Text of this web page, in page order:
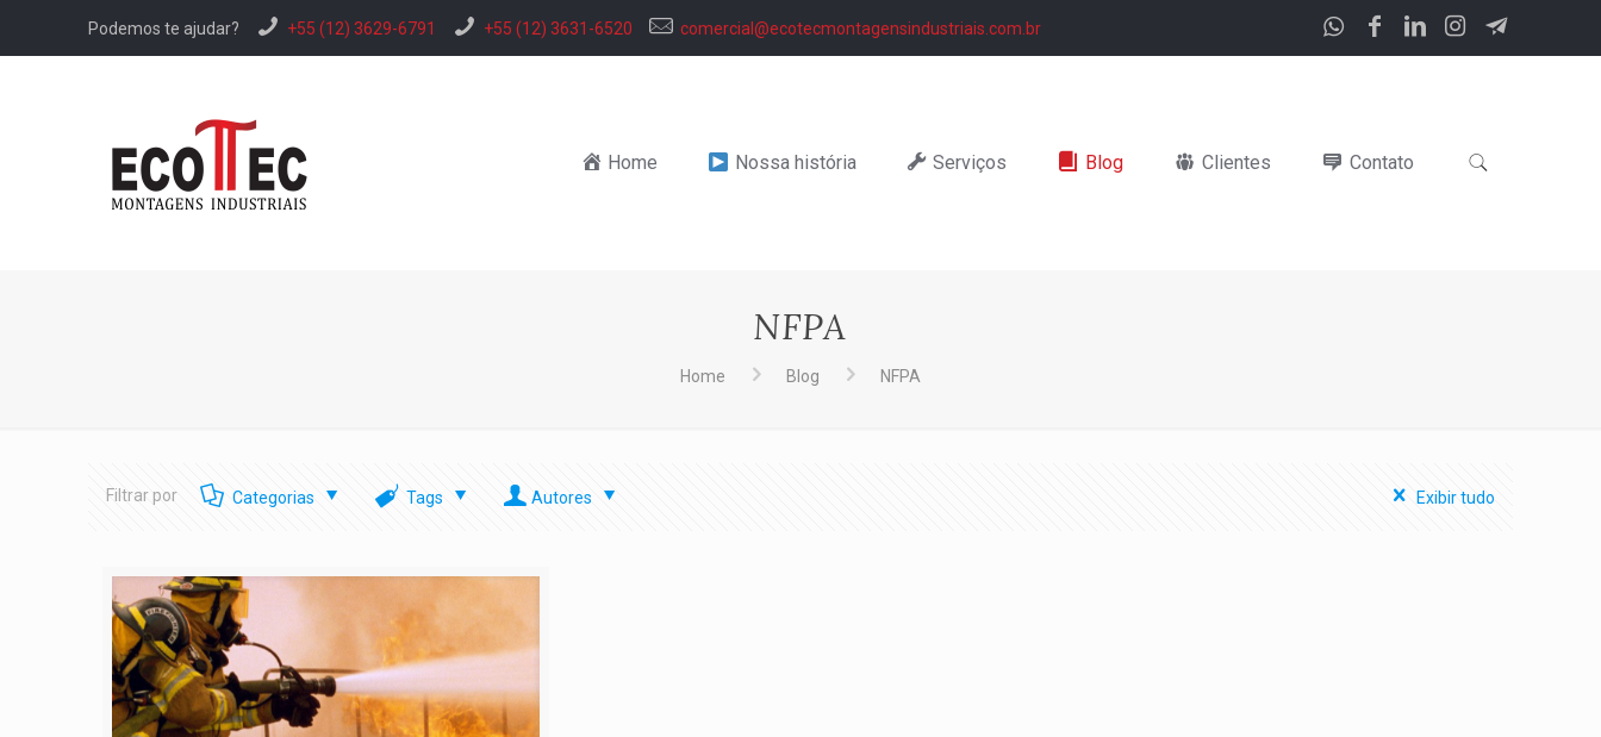
Podemos te ajudar? +55 (12) 3629-6791 +55 (12) 3631-6520 comercial@ecotecmontagensindustriais.com.br
Home Nossa história Serviços Blog Clientes Contato
NFPA
Home Blog NFPA
Filtrar por Categorias Tags Autores Exibir tudo